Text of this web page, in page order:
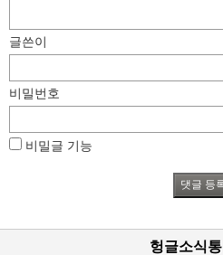
글쓴이
비밀번호
비밀글 기능
헝글소식통